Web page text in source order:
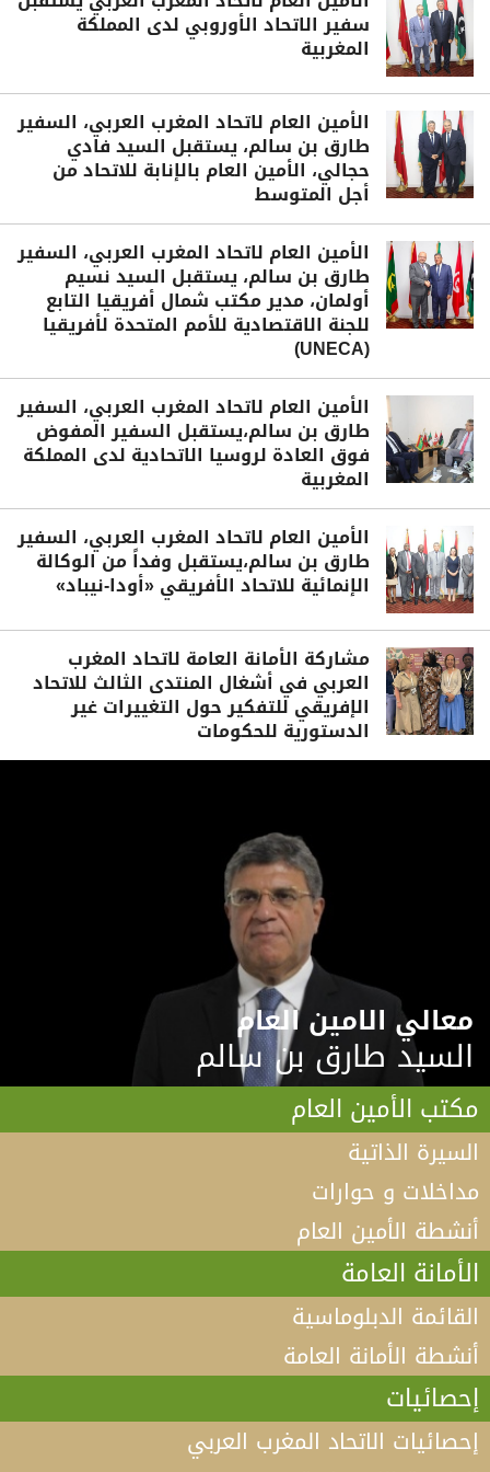
سفير الاتحاد الأوروبي لدى المملكة
المغربية
الأمين العام لاتحاد المغرب العربي، السفير
طارق بن سالم، يستقبل السيد فادي
حجالي، الأمين العام بالإنابة للاتحاد من
أجل المتوسط
الأمين العام لاتحاد المغرب العربي، السفير
طارق بن سالم، يستقبل السيد نسيم
أولمان، مدير مكتب شمال أفريقيا التابع
للجنة الاقتصادية للأمم المتحدة لأفريقيا
(UNECA)
الأمين العام لاتحاد المغرب العربي، السفير
طارق بن سالم،يستقبل السفير المفوض
فوق العادة لروسيا الاتحادية لدى المملكة
المغربية
الأمين العام لاتحاد المغرب العربي، السفير
طارق بن سالم،يستقبل وفداً من الوكالة
الإنمائية للاتحاد الأفريقي «أودا-نيباد»
مشاركة الأمانة العامة لاتحاد المغرب
العربي في أشغال المنتدى الثالث للاتحاد
الإفريقي للتفكير حول التغييرات غير
الدستورية للحكومات
معالي الامين العام
السيد طارق بن سالم
مكتب الأمين العام
السيرة الذاتية
مداخلات و حوارات
أنشطة الأمين العام
الأمانة العامة
القائمة الدبلوماسية
أنشطة الأمانة العامة
إحصائيات
إحصائيات الاتحاد المغرب العربي